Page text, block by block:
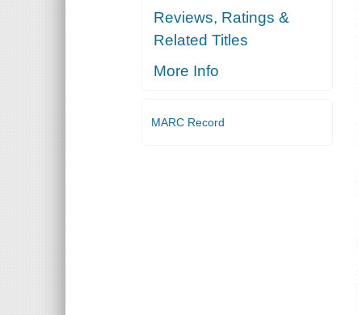
Reviews, Ratings &
Related Titles
More Info
MARC Record